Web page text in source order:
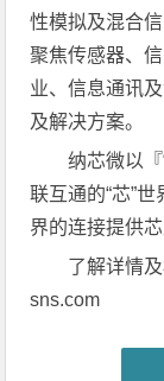
性模拟及混合
聚焦传感器、
业、信息通讯
及解决方案。
纳芯微以
联互通的“芯”
界的连接提供
了解详情
sns.com